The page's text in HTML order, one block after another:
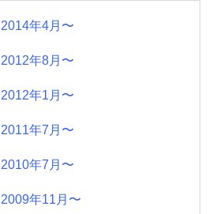
2014年4月〜
2012年8月〜
2012年1月〜
2011年7月〜
2010年7月〜
2009年11月〜